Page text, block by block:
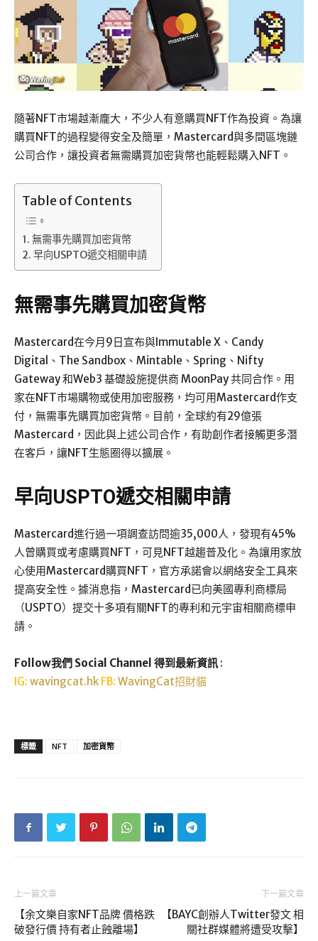
隨著NFT市場越漸龐大，不少人有意購買NFT作為投資。為讓
購買NFT的過程變得安全及簡單，Mastercard與多間區塊鏈
公司合作，讓投資者無需購買加密貨幣也能輕鬆購入NFT。
Table of Contents
無需事先購買加密貨幣
早向USPTO遞交相關申請
無需事先購買加密貨幣
Mastercard在今月9日宣布與Immutable X、Candy
Digital、The Sandbox、Mintable、Spring、Nifty
Gateway 和Web3 基礎設施提供商 MoonPay 共同合作。用
家在NFT市場購物或使用加密服務，均可用Mastercard作支
付，無需事先購買加密貨幣。目前，全球約有29億張
Mastercard，因此與上述公司合作，有助創作者接觸更多潛
在客戶，讓NFT生態圈得以擴展。
早向USPTO遞交相關申請
Mastercard進行過一項調查訪問逾35,000人，發現有45%
人曾購買或考慮購買NFT，可見NFT越趨普及化。為讓用家放
心使用Mastercard購買NFT，官方承諾會以網絡安全工具來
提高安全性。據消息指，Mastercard已向美國專利商標局
（USPTO）提交十多項有關NFT的專利和元宇宙相關商標申
請。
Follow我們 Social Channel 得到最新資訊 :
IG: wavingcat.hk FB: WavingCat招財貓
標籤 NFT 加密貨幣
上一篇文章
【余文樂自家NFT品牌 價格跌
破發行價 持有者止蝕離場】
下一篇文章
【BAYC創辦人Twitter發文 相
關社群媒體將遭受攻擊】